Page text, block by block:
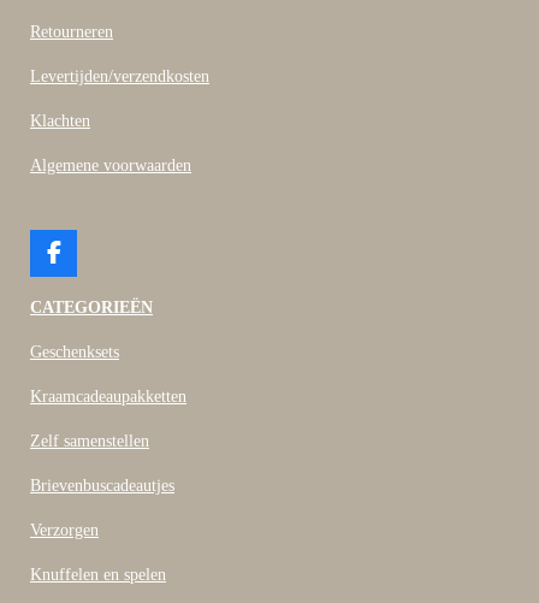
Retourneren
Levertijden/verzendkosten
Klachten
Algemene voorwaarden
F
c
b
o
CATEGORIEËN
Geschenksets
Kraamcadeaupakketten
Zelf samenstellen
Brievenbuscadeautjes
Verzorgen
Knuffelen en spelen